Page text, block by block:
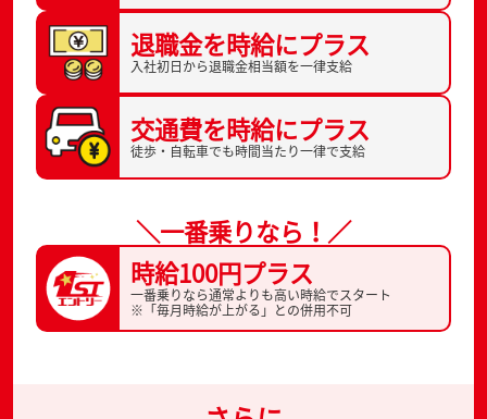
退職金を時給にプラス
入社初日から退職金相当額を一律支給
交通費を時給にプラス
徒歩・自転車でも時間当たり一律で支給
＼一番乗りなら！／
時給100円プラス
一番乗りなら通常よりも高い時給でスタート
※「毎月時給が上がる」との併用不可